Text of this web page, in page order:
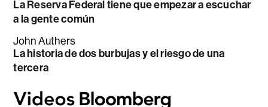
La Reserva Federal tiene que empezar a escuchar
a la gente común
John Authers
La historia de dos burbujas y el riesgo de una
tercera